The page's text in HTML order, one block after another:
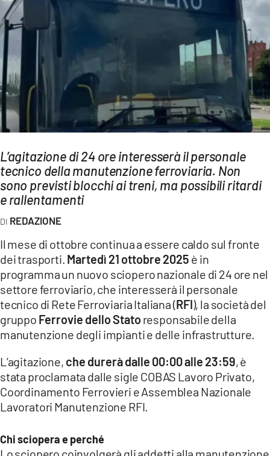
CULTURA
AMBIENTE
Streaming
LAC TV
LAC NETWORK
LAC ONAIR
LaC
Network
LACPLAY.IT
LACTV.IT
LACONAIR.IT
LACITYMAG.IT
ILREGGINO.IT
COSENZACHANNEL.IT
ILVIBONESE.IT
LACAPITALENEWS.IT
App
APPLE
L’agitazione di 24 ore interesserà il personale
tecnico della manutenzione ferroviaria. Non
sono previsti blocchi ai treni, ma possibili ritardi
e rallentamenti
REDAZIONE
Il mese di ottobre continua a essere caldo sul fronte
dei trasporti. Martedì 21 ottobre 2025 è in
programma un nuovo sciopero nazionale di 24 ore nel
settore ferroviario, che interesserà il personale
tecnico di Rete Ferroviaria Italiana (RFI), la società del
gruppo Ferrovie dello Statoresponsabile della
manutenzione degli impianti e delle infrastrutture.
L’agitazione, che durerà dalle 00:00 alle 23:59, è
stata proclamata dalle sigle COBAS Lavoro Privato,
Coordinamento Ferrovieri e Assemblea Nazionale
Lavoratori Manutenzione RFI.
Chi sciopera e perché